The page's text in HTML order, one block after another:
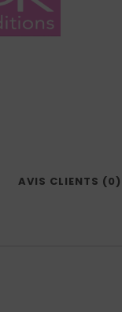
AVIS CLIENTS (0)